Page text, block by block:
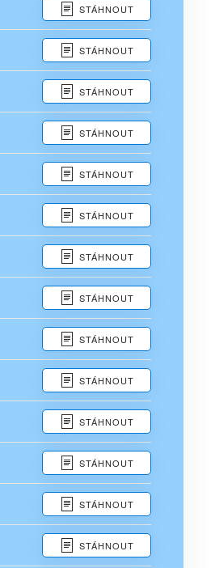
STÁHNOUT
STÁHNOUT
STÁHNOUT
STÁHNOUT
STÁHNOUT
STÁHNOUT
STÁHNOUT
STÁHNOUT
STÁHNOUT
STÁHNOUT
STÁHNOUT
STÁHNOUT
STÁHNOUT
STÁHNOUT